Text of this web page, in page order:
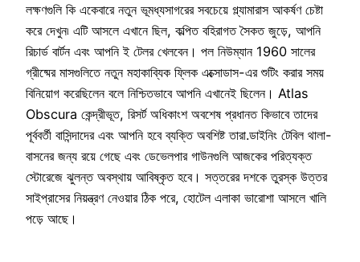
লক্ষণগুলি কি একেবারে নতুন ভূমধ্যসাগরের সবচেয়ে গ্ল্যামারাস আকর্ষণ চেষ্টা
করে দেখুন৷ এটি আসলে এখানে ছিল, কল্পিত বহিরাগত সৈকত জুড়ে, আপনি
রিচার্ড বার্টন এবং আপনি ই টেলর খেলবেন। পল নিউম্যান 1960 সালের
গ্রীষ্মের মাসগুলিতে নতুন মহাকাব্যিক ফ্লিক এক্সোডাস-এর শুটিং করার সময়
বিনিয়োগ করেছিলেন বলে নিশ্চিতভাবে আপনি এখানেই ছিলেন। Atlas
Obscura কেন্দ্রীভূত, রিসর্ট অধিকাংশ অবশেষ প্রধানত কিভাবে তাদের
পূর্ববর্তী বাসিন্দাদের এবং আপনি হবে ব্যক্তি অবশিষ্ট তারা.ডাইনিং টেবিল থালা-
বাসনের জন্য রয়ে গেছে এবং ডেভেলপার গাউনগুলি আজকের পরিত্যক্ত
স্টোরেজে ঝুলন্ত অবস্থায় আবিষ্কৃত হবে। সত্তরের দশকে তুরস্ক উত্তর
সাইপ্রাসের নিয়ন্ত্রণ নেওয়ার ঠিক পরে, হোটেল এলাকা ভারোশা আসলে খালি
পড়ে আছে।